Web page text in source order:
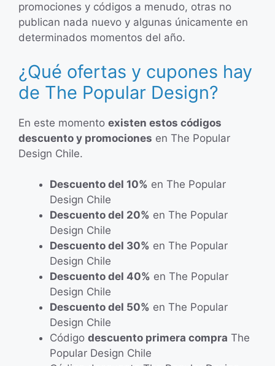
promociones y códigos a menudo, otras no
publican nada nuevo y algunas únicamente en
determinados momentos del año.
¿Qué ofertas y cupones hay
de The Popular Design?
En este momento existen estos códigos
descuento y promociones en The Popular
Design Chile.
Descuento del 10% en The Popular
Design Chile
Descuento del 20% en The Popular
Design Chile
Descuento del 30% en The Popular
Design Chile
Descuento del 40% en The Popular
Design Chile
Descuento del 50% en The Popular
Design Chile
Código descuento primera compra The
Popular Design Chile